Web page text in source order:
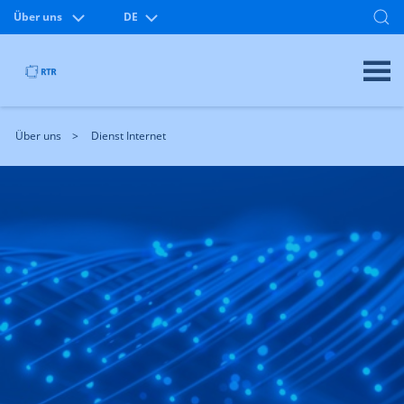
Über uns DE
Über uns Dienst Internet